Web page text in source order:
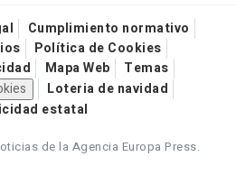
Cumplimiento normativo
Política de Cookies
Mapa Web
Temas
Loteria de navidad
estatal
de la Agencia Europa Press.